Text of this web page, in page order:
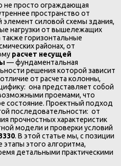
не просто ограждающая
пространство от
силовой схемы здания,
нагрузки от вышележащих
также горизонтальные
районах, от
расчет несущей
— фундаментальная
решения которой зависит
от расчета колонны,
она представляет собой
проемами, что
состояние. Проектный подход
последовательности: от
прочностных характеристик
модели и проверки условий
. В этой статье мы, с позиции
этого алгоритма,
детальными практическими